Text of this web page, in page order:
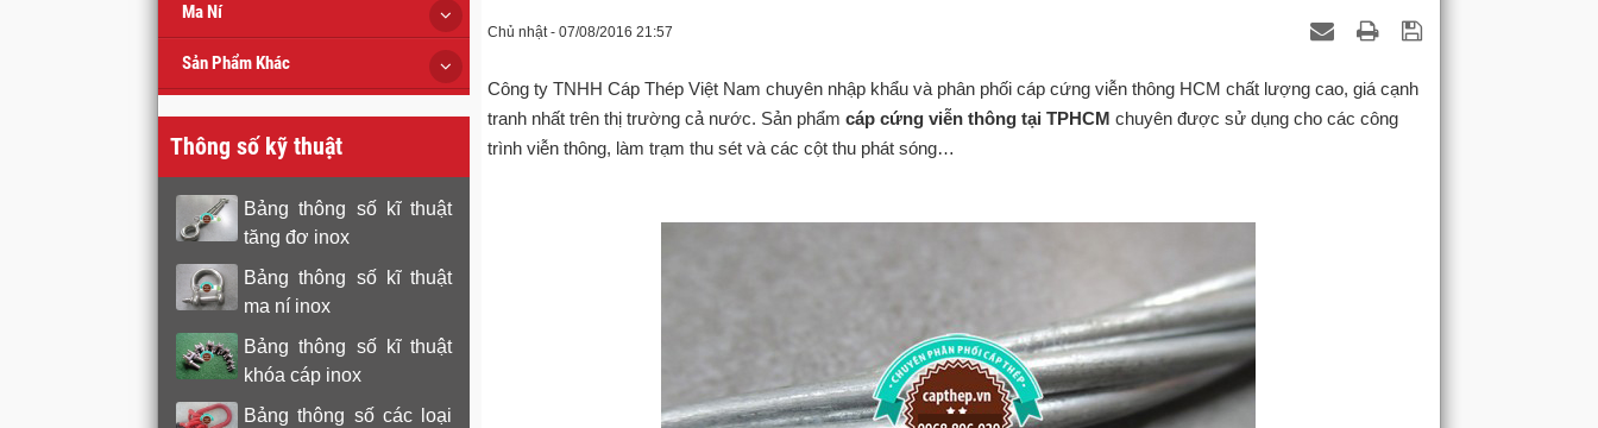
Chủ nhật - 07/08/2016 21:57
Công ty TNHH Cáp Thép Việt Nam chuyên nhập khẩu và phân phối cáp cứng viễn thông HCM chất lượng cao, giá cạnh
tranh nhất trên thị trường cả nước. Sản phẩm cáp cứng viễn thông tại TPHCM chuyên được sử dụng cho các công
trình viễn thông, làm trạm thu sét và các cột thu phát sóng…
Ma Ní
Sản Phẩm Khác
Thông số kỹ thuật
Bảng thông số kĩ thuật
tăng đơ inox
Bảng thông số kĩ thuật
ma ní inox
Bảng thông số kĩ thuật
khóa cáp inox
Bảng thông số các loại